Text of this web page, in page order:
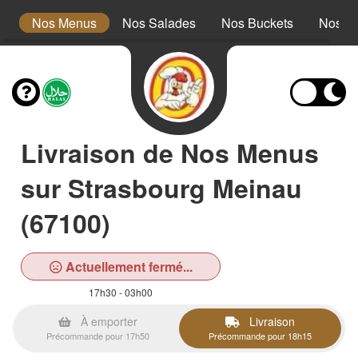
Nos Menus Nos Salades Nos Buckets Nos
Livraison de Nos Menus
sur Strasbourg Meinau
(67100)
Actuellement fermé...
17h30 - 03h00
À emporter
Précommande pour 17h50
Livraison
Précommande pour 18h15